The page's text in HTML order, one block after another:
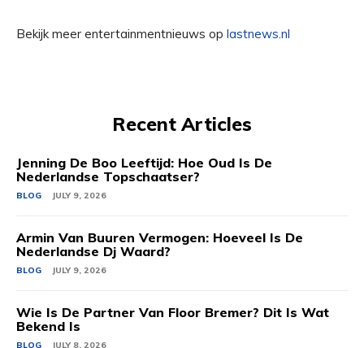
Bekijk meer entertainmentnieuws op lastnews.nl
Recent Articles
Jenning De Boo Leeftijd: Hoe Oud Is De
Nederlandse Topschaatser?
BLOG JULY 9, 2026
Armin Van Buuren Vermogen: Hoeveel Is De
Nederlandse Dj Waard?
BLOG JULY 9, 2026
Wie Is De Partner Van Floor Bremer? Dit Is Wat
Bekend Is
BLOG JULY 8, 2026